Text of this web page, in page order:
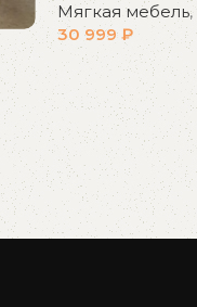
Мягкая мебель,
30 999₽
В корзину